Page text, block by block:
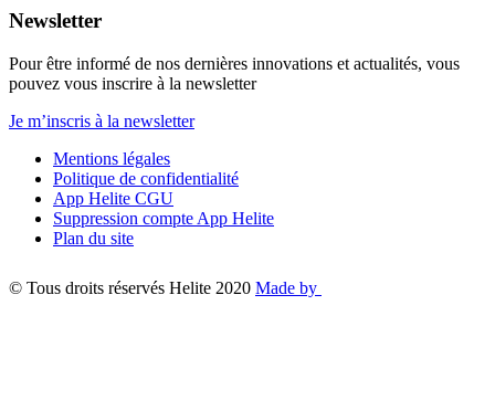
Newsletter
Pour être informé de nos dernières innovations et actualités, vous
pouvez vous inscrire à la newsletter
Je m’inscris à la newsletter
Mentions légales
Politique de confidentialité
App Helite CGU
Suppression compte App Helite
Plan du site
© Tous droits réservés Helite 2020 Made by